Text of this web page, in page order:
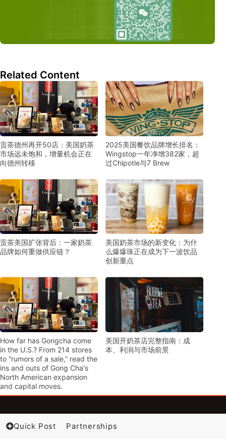
Related Content
贡茶德州再开50店：美国奶茶
市场远未饱和，增量机会正在
向德州转移
2025美国餐饮品牌增长排名：
Wingstop一年净增382家，超
过Chipotle与7 Brew
贡茶美国扩张背后：一家奶茶
品牌如何重做供应链？
美国奶茶市场的新变化：为什
么爆爆珠正在成为下一波饮品
创新重点
How far has Gongcha come
in the U.S.? From 214 stores
to “rumors of a sale,” read the
ins and outs of Gong Cha's
North American expansion
and capital moves.
美国开奶茶店完整指南：成
本、利润与市场前景
Quick Post Partnerships